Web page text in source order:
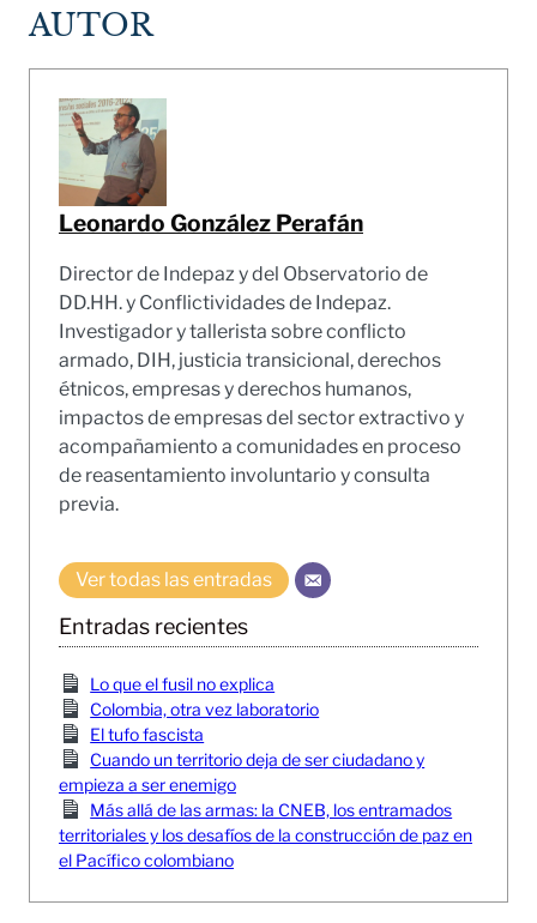
AUTOR
Leonardo González Perafán
Director de Indepaz y del Observatorio de
DD.HH. y Conflictividades de Indepaz.
Investigador y tallerista sobre conflicto
armado, DIH, justicia transicional, derechos
étnicos, empresas y derechos humanos,
impactos de empresas del sector extractivo y
acompañamiento a comunidades en proceso
de reasentamiento involuntario y consulta
previa.
Ver todas las entradas
Entradas recientes
Lo que el fusil no explica
Colombia, otra vez laboratorio
El tufo fascista
Cuando un territorio deja de ser ciudadano y
empieza a ser enemigo
Más allá de las armas: la CNEB, los entramados
territoriales y los desafíos de la construcción de paz en
el Pacífico colombiano